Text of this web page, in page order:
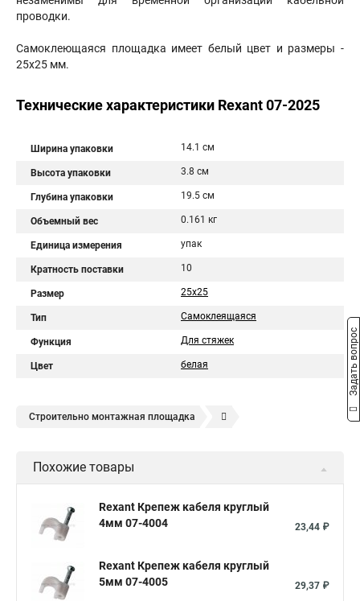
проводки.
Самоклеющаяся площадка имеет белый цвет и размеры -
25х25 мм.
Технические характеристики Rexant 07-2025
Ширина упаковки 14.1 см
Высота упаковки 3.8 см
Глубина упаковки 19.5 см
Объемный вес 0.161 кг
Единица измерения упак
Кратность поставки 10
Размер 25x25
Тип Самоклеящаяся
Функция Для стяжек
Цвет белая
Строительно монтажная площадка
Площадка для крепления кабеля Площадка для крепления
Похожие товары
Rexant Крепеж кабеля круглый
4мм 07-4004
23,44 ₽
Rexant Крепеж кабеля круглый
5мм 07-4005
29,37 ₽
Задать вопрос